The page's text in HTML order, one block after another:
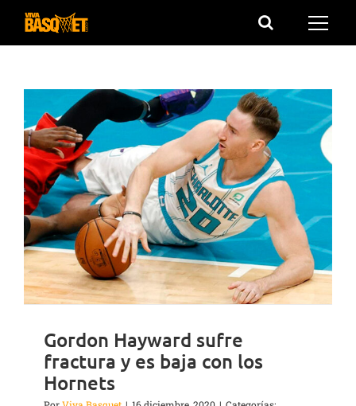
Saltar
Gordon Hayward sufre
fractura y es baja con los
Hornets